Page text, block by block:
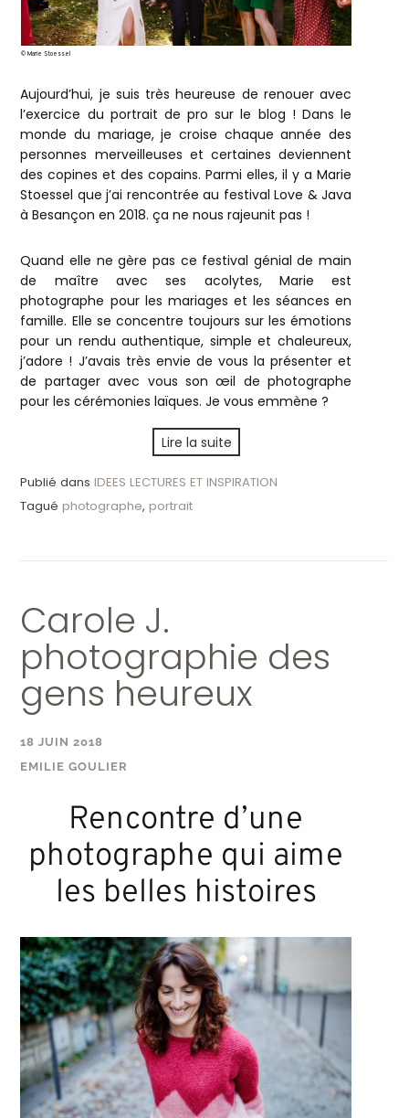
© Marie Stoessel
Aujourd’hui, je suis très heureuse de renouer avec
l’exercice du portrait de pro sur le blog ! Dans le
monde du mariage, je croise chaque année des
personnes merveilleuses et certaines deviennent
des copines et des copains. Parmi elles, il y a Marie
Stoessel que j’ai rencontrée au festival Love & Java
à Besançon en 2018. ça ne nous rajeunit pas !
Quand elle ne gère pas ce festival génial de main
de maître avec ses acolytes, Marie est
photographe pour les mariages et les séances en
famille. Elle se concentre toujours sur les émotions
pour un rendu authentique, simple et chaleureux,
j’adore ! J’avais très envie de vous la présenter et
de partager avec vous son œil de photographe
pour les cérémonies laïques. Je vous emmène ?
Lire la suite
Publié dansIDEES LECTURES ET INSPIRATION
Taguéphotographe,portrait
Carole J.
photographie des
gens heureux
18 JUIN 2018
EMILIE GOULIER
Rencontre d’une
photographe qui aime
les belles histoires